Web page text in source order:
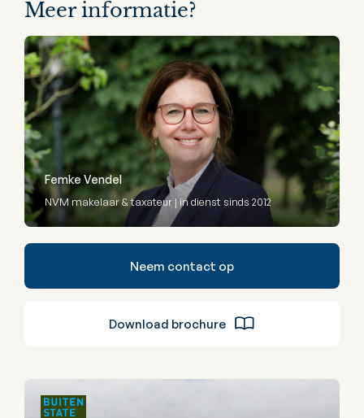
Meer informatie?
Femke Vendel
NVM makelaar & taxateur | in dienst sinds 2012
Neem contact op
Download brochure